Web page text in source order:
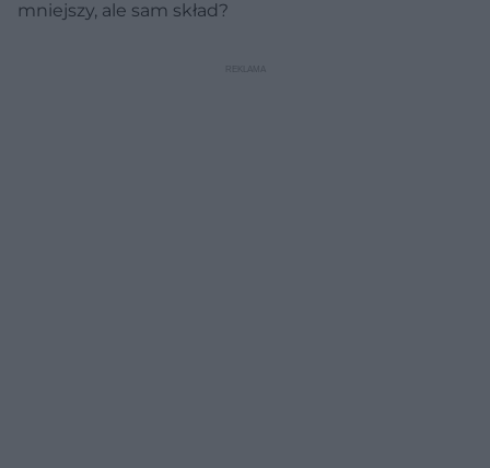
mniejszy, ale sam skład?